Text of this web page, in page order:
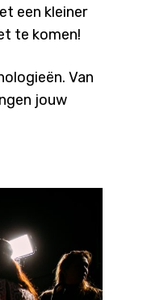
een kleiner
te komen!
Van
jouw